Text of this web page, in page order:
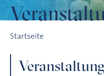
Startseite